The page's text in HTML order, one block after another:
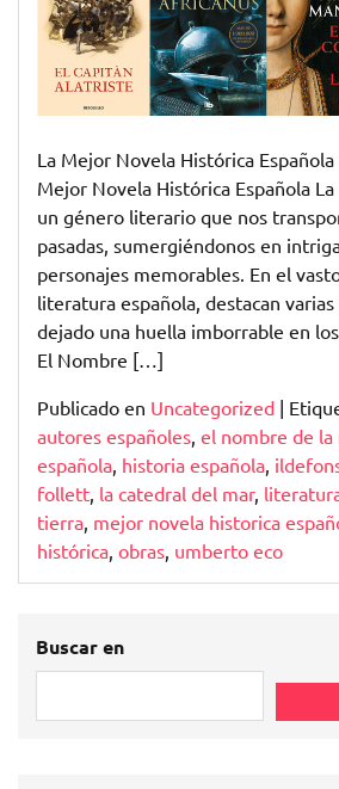
Marcaron
Época
La Mejor Novela Histórica
Mejor Novela Histórica Española
un género literario que nos
pasadas, sumergiéndonos en
personajes memorables. En el
literatura española, destacan
dejado una huella imborrable en
El Nombre […]
Publicado en Uncategorized |
autores españoles el nombre de la
española historia española
follett la catedral del mar,
tierra mejor novela historica
histórica obras umberto eco
Buscar en